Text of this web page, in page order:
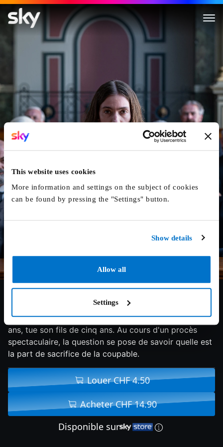
This website uses cookies
More information and settings on the subject of cookies
can be found by pressing the "Settings" button.
Show details
Allow all
Settings
Friedas Fall
6.6/10 2024 103 min Drame
En 1904, Frieda Keller, une couturière de vingt-cinq
ans, tue son fils de cinq ans. Au cours d'un procès
spectaculaire, la question se pose de savoir quelle est
la part de sacrifice de la coupable.
Louer CHF 4.50
Acheter CHF 14.90
Disponible sur